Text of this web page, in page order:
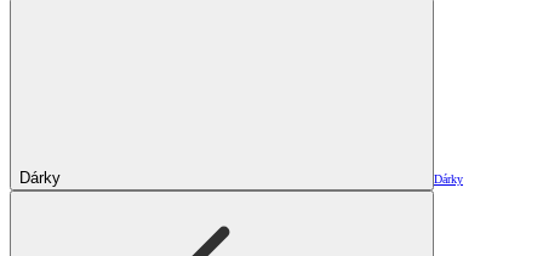
Dárky Dárky